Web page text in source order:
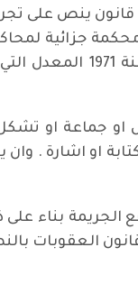
امتناع الا بناء على
جزائية
قاضيها الحكم بالبراءة استنادا لنص المادة
او جماعة او
او اشارة .
بناء على